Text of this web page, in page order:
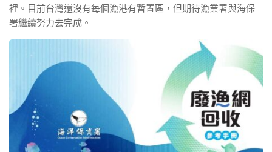
裡。目前台灣還沒有每個漁港有暫置區，但期待漁業署與海保
署繼續努力去完成。